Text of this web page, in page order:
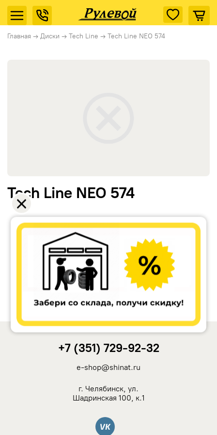
Главная → Диски → Tech Line → Tech Line NEO 574
Remain
Carwel
Tech Line NEO 574
+7 (351) 729-92-32
e-shop@shinat.ru
г. Челябинск, ул.
Шадринская 100, к.1
Вконтакте